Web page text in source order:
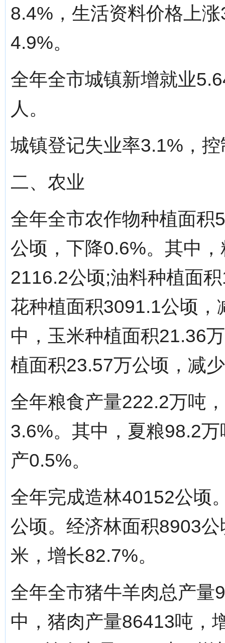
8.4%，生活资料价格上
4.9%。
全年全市城镇新增就业
人。
城镇登记失业率3.1%，
二、农业
全年全市农作物种植面积
公顷，下降0.6%。其中
2116.2公顷;油料种植面
花种植面积3091.1公顷
中，玉米种植面积21.36
植面积23.57万公顷，减
全年粮食产量222.2万吨
3.6%。其中，夏粮98.2
产0.5%。
全年完成造林40152公顷
公顷。经济林面积8903
米，增长82.7%。
全年全市猪牛羊肉总产量
中，猪肉产量86413吨，